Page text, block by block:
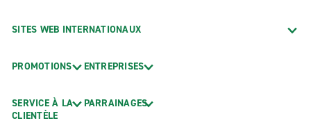
SITES WEB INTERNATIONAUX
PROMOTIONS
SERVICE À LA
CLIENTÈLE
ENTREPRISES
PARRAINAGES